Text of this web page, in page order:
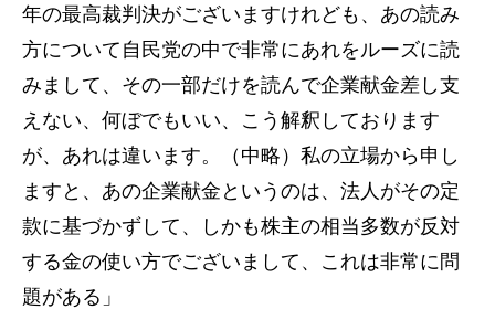
年の最高裁判決がございますけれども、あの読み
方について自民党の中で非常にあれをルーズに読
みまして、その一部だけを読んで企業献金差し支
えない、何ぼでもいい、こう解釈しております
が、あれは違います。（中略）私の立場から申し
ますと、あの企業献金というのは、法人がその定
款に基づかずして、しかも株主の相当多数が反対
する金の使い方でございまして、これは非常に問
題がある」